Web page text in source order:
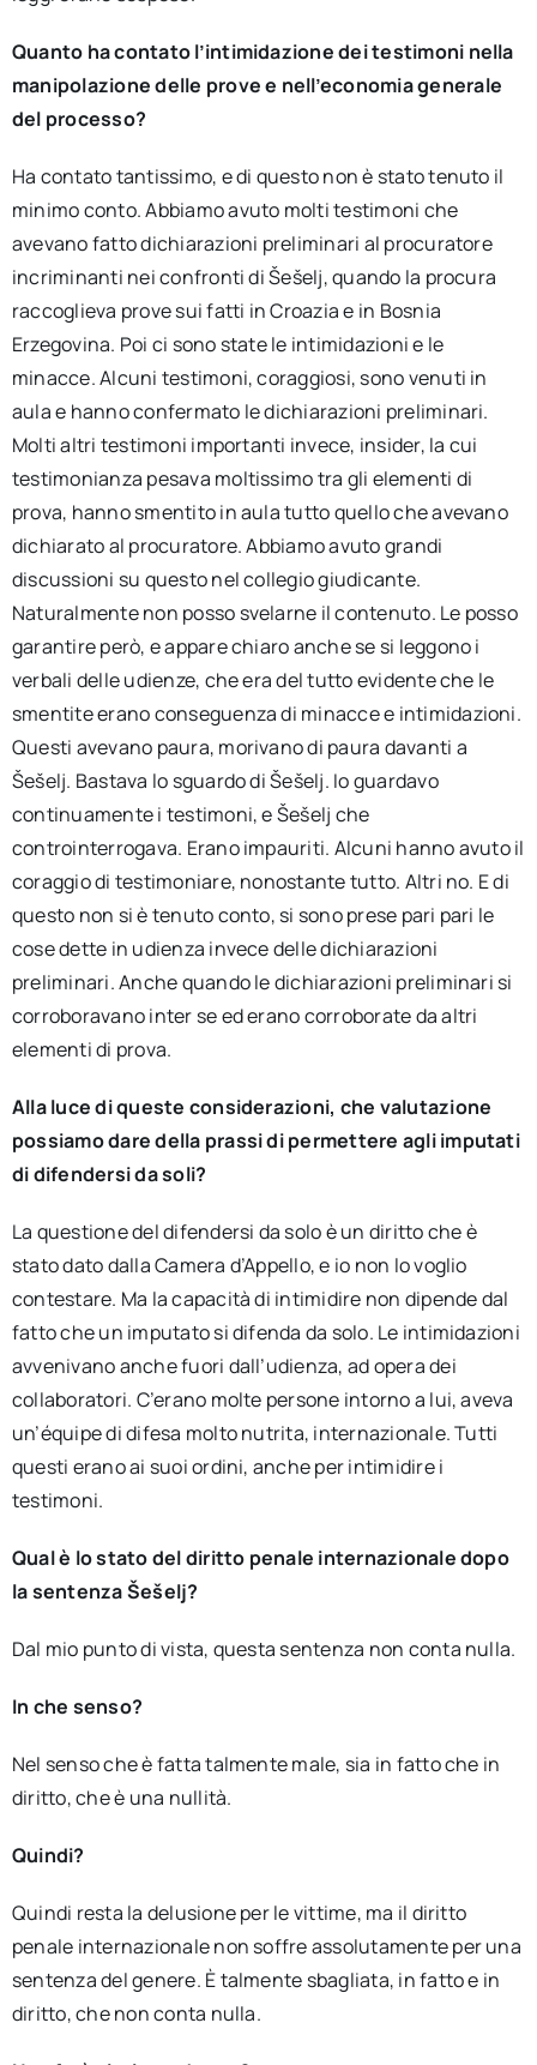
Quanto ha contato l’intimidazione dei testimoni nella
manipolazione delle prove e nell’economia generale
del processo?
Ha contato tantissimo, e di questo non è stato tenuto il
minimo conto. Abbiamo avuto molti testimoni che
avevano fatto dichiarazioni preliminari al procuratore
incriminanti nei confronti di Šešelj, quando la procura
raccoglieva prove sui fatti in Croazia e in Bosnia
Erzegovina. Poi ci sono state le intimidazioni e le
minacce. Alcuni testimoni, coraggiosi, sono venuti in
aula e hanno confermato le dichiarazioni preliminari.
Molti altri testimoni importanti invece, insider, la cui
testimonianza pesava moltissimo tra gli elementi di
prova, hanno smentito in aula tutto quello che avevano
dichiarato al procuratore. Abbiamo avuto grandi
discussioni su questo nel collegio giudicante.
Naturalmente non posso svelarne il contenuto. Le posso
garantire però, e appare chiaro anche se si leggono i
verbali delle udienze, che era del tutto evidente che le
smentite erano conseguenza di minacce e intimidazioni.
Questi avevano paura, morivano di paura davanti a
Šešelj. Bastava lo sguardo di Šešelj. Io guardavo
continuamente i testimoni, e Šešelj che
controinterrogava. Erano impauriti. Alcuni hanno avuto il
coraggio di testimoniare, nonostante tutto. Altri no. E di
questo non si è tenuto conto, si sono prese pari pari le
cose dette in udienza invece delle dichiarazioni
preliminari. Anche quando le dichiarazioni preliminari si
corroboravano inter se ed erano corroborate da altri
elementi di prova.
Alla luce di queste considerazioni, che valutazione
possiamo dare della prassi di permettere agli imputati
di difendersi da soli?
La questione del difendersi da solo è un diritto che è
stato dato dalla Camera d’Appello, e io non lo voglio
contestare. Ma la capacità di intimidire non dipende dal
fatto che un imputato si difenda da solo. Le intimidazioni
avvenivano anche fuori dall’udienza, ad opera dei
collaboratori. C’erano molte persone intorno a lui, aveva
un’équipe di difesa molto nutrita, internazionale. Tutti
questi erano ai suoi ordini, anche per intimidire i
testimoni.
Qual è lo stato del diritto penale internazionale dopo
la sentenza Šešelj?
Dal mio punto di vista, questa sentenza non conta nulla.
In che senso?
Nel senso che è fatta talmente male, sia in fatto che in
diritto, che è una nullità.
Quindi?
Quindi resta la delusione per le vittime, ma il diritto
penale internazionale non soffre assolutamente per una
sentenza del genere. È talmente sbagliata, in fatto e in
diritto, che non conta nulla.